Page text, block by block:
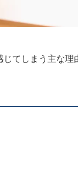
じてしまう主な理